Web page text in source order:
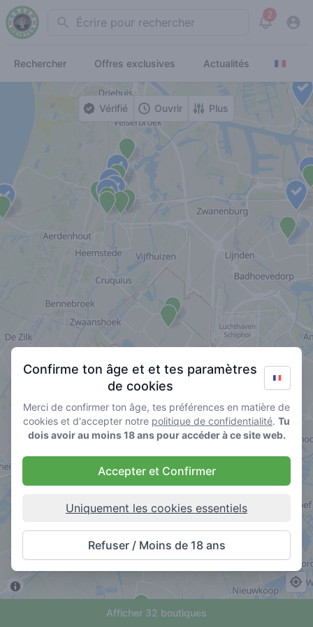
Search 2
View
Rechercher Offres exclusives Actualités
Vérifié Ouvrir Plus
Afficher 32 boutiques
Confirme ton âge et et tes paramètres
de cookies
Merci de confirmer ton âge, tes préférences en matière de
cookies et d'accepter notre politique de confidentialité. Tu
dois avoir au moins 18 ans pour accéder à ce site web.
Accepter et Confirmer
Uniquement les cookies essentiels
Refuser / Moins de 18 ans